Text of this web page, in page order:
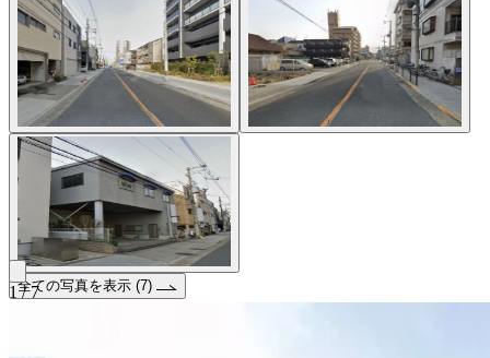
全ての写真を表示 (7)
1 / 7